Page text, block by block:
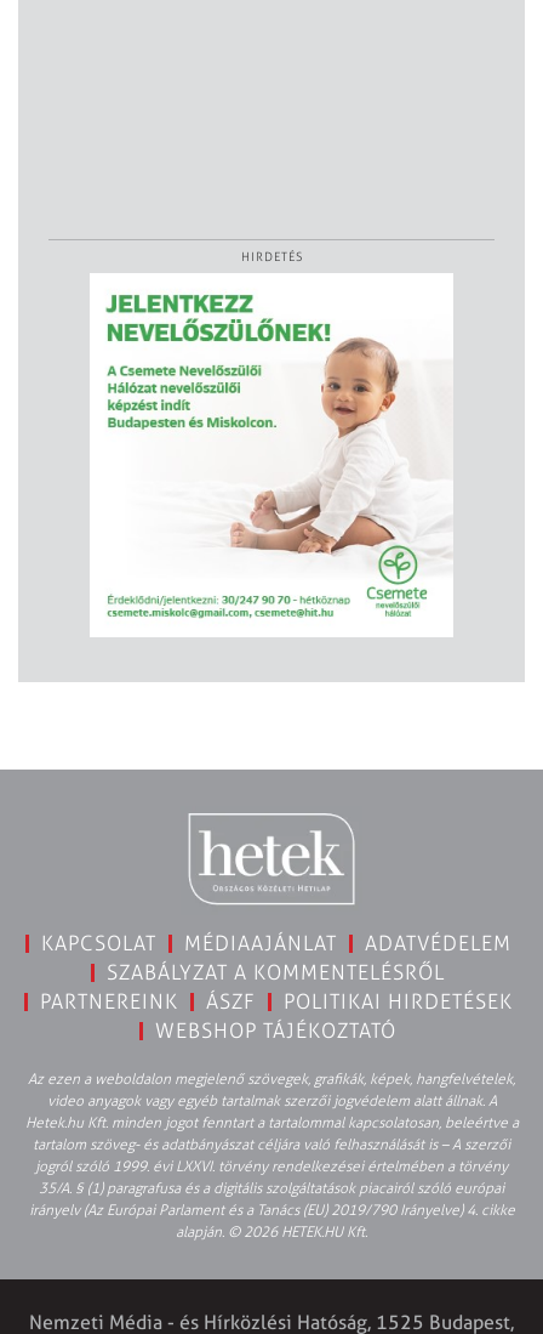
HIRDETÉS
KAPCSOLAT MÉDIAAJÁNLAT
ADATVÉDELEM
SZABÁLYZAT A KOMMENTELÉSRŐL
PARTNEREINK
ÁSZF
POLITIKAI HIRDETÉSEK
WEBSHOP TÁJÉKOZTATÓ
Az ezen a weboldalon megjelenő szövegek, grafikák, képek, hangfelvételek,
video anyagok vagy egyéb tartalmak szerzői jogvédelem alatt állnak. A
Hetek.hu Kft. minden jogot fenntart a tartalommal kapcsolatosan, beleértve a
tartalom szöveg- és adatbányászat céljára való felhasználását is – A szerzői
jogról szóló 1999. évi LXXVI. törvény rendelkezései értelmében a törvény
35/A. § (1) paragrafusa és a digitális szolgáltatások piacairól szóló európai
irányelv (Az Európai Parlament és a Tanács (EU) 2019/790 Irányelve) 4. cikke
alapján. © 2026 HETEK.HU Kft.
Nemzeti Média - és Hírközlési Hatóság, 1525 Budapest,